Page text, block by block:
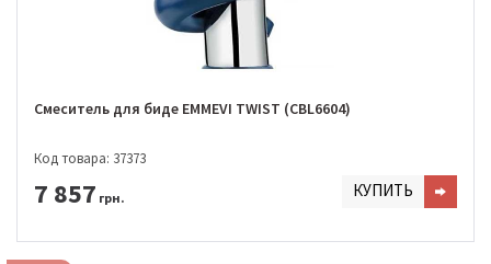
Смеситель для биде EMMEVI TWIST (CBL6604)
Код товара: 37373
7 857 грн. КУПИТЬ